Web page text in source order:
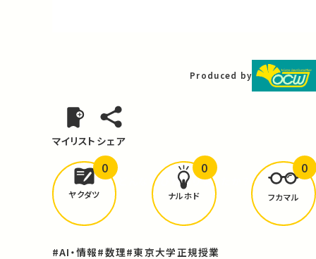
Produced by
マイリスト シェア
どんな学びがありましたか？
ヤクダツ
0
ナルホド
0
フカマル
0
#AI・情報#数理#東京大学正規授業